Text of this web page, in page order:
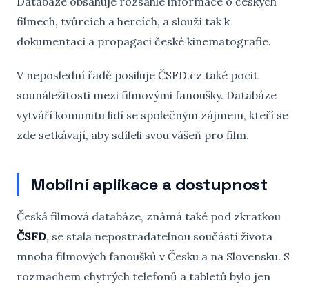
filmech, tvůrcích a hercích, a slouží tak k
dokumentaci a propagaci české kinematografie.
V neposlední řadě posiluje ČSFD.cz také pocit
sounáležitosti mezi filmovými fanoušky. Databáze
vytváří komunitu lidí se společným zájmem, kteří se
zde setkávají, aby sdíleli svou vášeň pro film.
Mobilní aplikace a dostupnost
Česká filmová databáze, známá také pod zkratkou
ČSFD, se stala nepostradatelnou součástí života
mnoha filmových fanoušků v Česku a na Slovensku. S
rozmachem chytrých telefonů a tabletů bylo jen